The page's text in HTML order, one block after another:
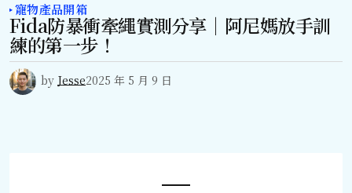
寵物產品開箱
Fida防暴衝牽繩實測分享｜阿尼媽放手訓
練的第一步！
by Jesse2025 年 5 月 9 日